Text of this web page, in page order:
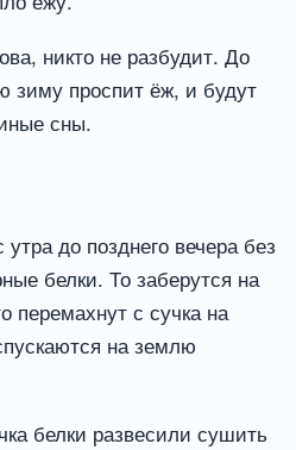
никто не разбудит. До
зиму проспит ёж, и будут
сны.
до позднего вечера без
белки. То заберутся на
перемахнут с сучка на
на землю
белки развесили сушить